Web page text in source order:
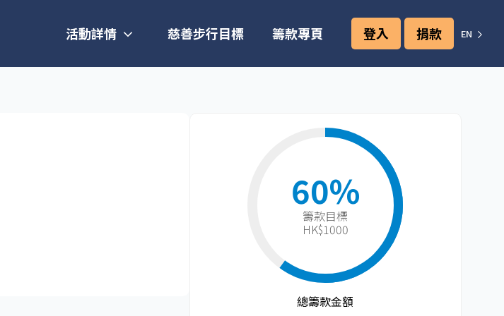
EN
活動詳情 慈善步行目標 籌款專頁 登入 捐款
60%
籌款目標​
HK$1000
總籌款金額​